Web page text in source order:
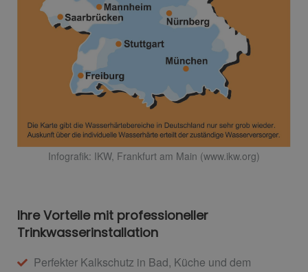
Infografik: IKW, Frankfurt am Main (www.ikw.org)
Ihre Vorteile mit professioneller
Trinkwasserinstallation
Perfekter Kalkschutz in Bad, Küche und dem